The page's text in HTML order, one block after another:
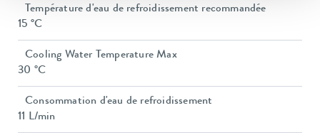
Température d'eau de refroidissement recommandée
15 °C
Cooling Water Temperature Max
30 °C
Consommation d'eau de refroidissement
11 L/min